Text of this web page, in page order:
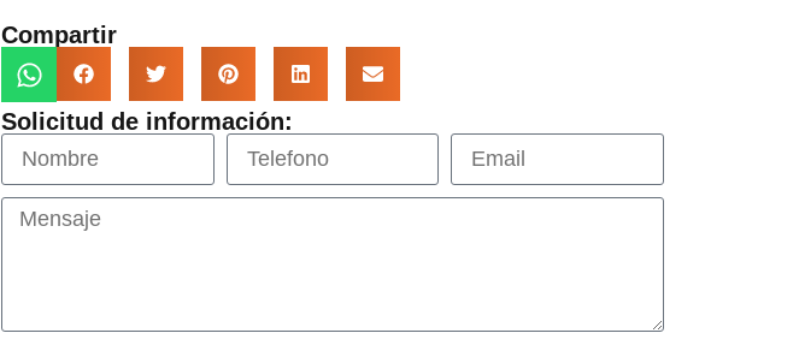
Compartir
Solicitud de información: